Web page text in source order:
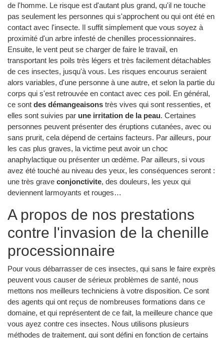
de l'homme. Le risque est d'autant plus grand, qu'il ne touche
pas seulement les personnes qui s'approchent ou qui ont été en
contact avec l'insecte. Il suffit simplement que vous soyez à
proximité d'un arbre infesté de chenilles processionnaires.
Ensuite, le vent peut se charger de faire le travail, en
transportant les poils très légers et très facilement détachables
de ces insectes, jusqu'à vous. Les risques encourus seraient
alors variables, d'une personne à une autre, et selon la partie du
corps qui s'est retrouvée en contact avec ces poil. En général,
ce sont des démangeaisons très vives qui sont ressenties, et
elles sont suivies par une irritation de la peau. Certaines
personnes peuvent présenter des éruptions cutanées, avec ou
sans prurit, cela dépend de certains facteurs. Par ailleurs, pour
les cas plus graves, la victime peut avoir un choc
anaphylactique ou présenter un œdème. Par ailleurs, si vous
avez été touché au niveau des yeux, les conséquences seront :
une très grave conjonctivite, des douleurs, les yeux qui
deviennent larmoyants et rouges…
A propos de nos prestations
contre l'invasion de la chenille
processionnaire
Pour vous débarrasser de ces insectes, qui sans le faire exprès
peuvent vous causer de sérieux problèmes de santé, nous
mettons nos meilleurs techniciens à votre disposition. Ce sont
des agents qui ont reçus de nombreuses formations dans ce
domaine, et qui représentent de ce fait, la meilleure chance que
vous ayez contre ces insectes. Nous utilisons plusieurs
méthodes de traitement, qui sont défini en fonction de certains